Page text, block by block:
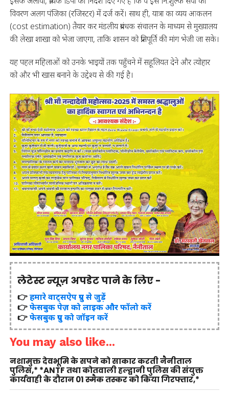
विवरण अलग पंजिका (रजिस्टर) में दर्ज करें। साथ ही, यात्रा का व्यय आकलन
(cost estimation) तैयार कर मंडलीय प्रबंधक संचालन के माध्यम से मुख्यालय
की लेखा शाखा को भेजा जाएगा, ताकि शासन को प्रतिपूर्ति की मांग भेजी जा सके।
यह पहल महिलाओं को उनके भाइयों तक पहुँचने में सहूलियत देने और त्योहार
को और भी खास बनाने के उद्देश्य से की गई है।
लेटेस्ट न्यूज़ अपडेट पाने के लिए -
👉हमारे वाट्सऐप ग्रुप से जुड़ें
👉फेसबुक पेज़ को लाइक और फॉलो करें
👉फेसबुक ग्रुप को जॉइन करें
You may also like...
नशामुक्त देवभूमि के सपने को साकार करती नैनीताल
पुलिस,* *ANTF तथा कोतवाली हल्द्वानी पुलिस की संयुक्त
कार्यवाही के दौरान 01 स्मैक तस्कर को किया गिरफ्तार,*